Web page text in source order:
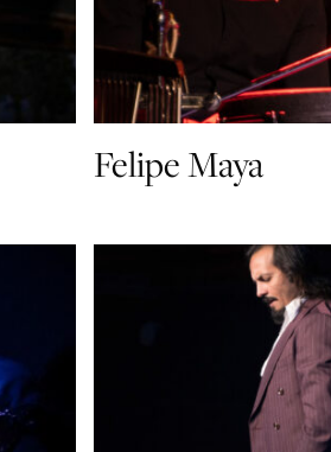
Felipe Maya